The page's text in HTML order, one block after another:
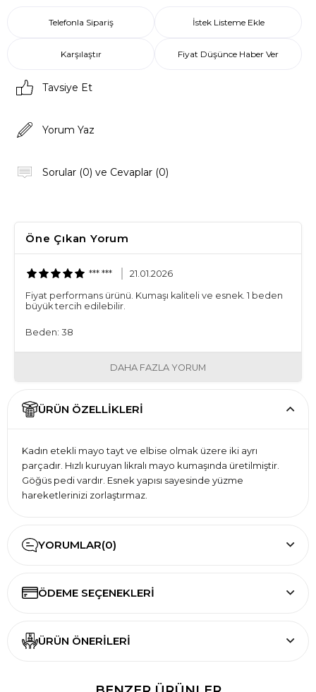
Telefonla Sipariş İstek Listeme Ekle
Karşılaştır Fiyat Düşünce Haber Ver
Tavsiye Et
Yorum Yaz
Sorular (0) ve Cevaplar (0)
Öne Çıkan Yorum
*** *** 21.01.2026
Fiyat performans ürünü. Kumaşı kaliteli ve esnek. 1 beden
büyük tercih edilebilir.
Beden: 38
DAHA FAZLA YORUM
ÜRÜN ÖZELLIKLERI
Kadın etekli mayo tayt ve elbise olmak üzere iki ayrı
parçadır. Hızlı kuruyan likralı mayo kumaşında üretilmiştir.
Göğüs pedi vardır. Esnek yapısı sayesinde yüzme
hareketlerinizi zorlaştırmaz.
YORUMLAR(0)
ÖDEME SEÇENEKLERI
ÜRÜN ÖNERILERI